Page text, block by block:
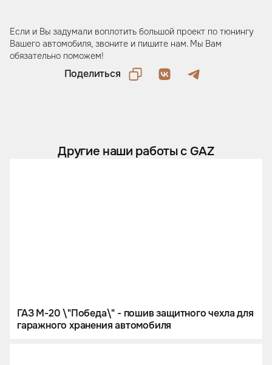
Если и Вы задумали воплотить большой проект по тюнингу
Вашего автомобиля, звоните и пишите нам. Мы Вам
обязательно поможем!
Поделиться
Другие наши работы с GAZ
ГАЗ М-20 \"Победа\" - пошив защитного чехла для
гаражного хранения автомобиля